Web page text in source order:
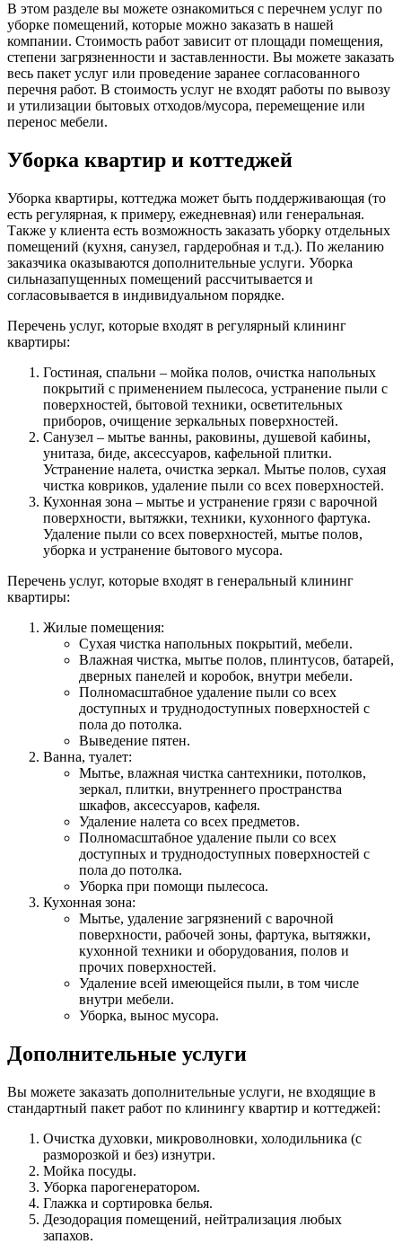
В этом разделе вы можете ознакомиться с перечнем услуг по
уборке помещений, которые можно заказать в нашей
компании. Стоимость работ зависит от площади помещения,
степени загрязненности и заставленности. Вы можете заказать
весь пакет услуг или проведение заранее согласованного
перечня работ. В стоимость услуг не входят работы по вывозу
и утилизации бытовых отходов/мусора, перемещение или
перенос мебели.
Уборка квартир и коттеджей
Уборка квартиры, коттеджа может быть поддерживающая (то
есть регулярная, к примеру, ежедневная) или генеральная.
Также у клиента есть возможность заказать уборку отдельных
помещений (кухня, санузел, гардеробная и т.д.). По желанию
заказчика оказываются дополнительные услуги. Уборка
сильназапущенных помещений рассчитывается и
согласовывается в индивидуальном порядке.
Перечень услуг, которые входят в регулярный клининг
квартиры:
Гостиная, спальни – мойка полов, очистка напольных
покрытий с применением пылесоса, устранение пыли с
поверхностей, бытовой техники, осветительных
приборов, очищение зеркальных поверхностей.
Санузел – мытье ванны, раковины, душевой кабины,
унитаза, биде, аксессуаров, кафельной плитки.
Устранение налета, очистка зеркал. Мытье полов, сухая
чистка ковриков, удаление пыли со всех поверхностей.
Кухонная зона – мытье и устранение грязи с варочной
поверхности, вытяжки, техники, кухонного фартука.
Удаление пыли со всех поверхностей, мытье полов,
уборка и устранение бытового мусора.
Перечень услуг, которые входят в генеральный клининг
квартиры:
Жилые помещения:
Сухая чистка напольных покрытий, мебели.
Влажная чистка, мытье полов, плинтусов, батарей,
дверных панелей и коробок, внутри мебели.
Полномасштабное удаление пыли со всех
доступных и труднодоступных поверхностей с
пола до потолка.
Выведение пятен.
Ванна, туалет:
Мытье, влажная чистка сантехники, потолков,
зеркал, плитки, внутреннего пространства
шкафов, аксессуаров, кафеля.
Удаление налета со всех предметов.
Полномасштабное удаление пыли со всех
доступных и труднодоступных поверхностей с
пола до потолка.
Уборка при помощи пылесоса.
Кухонная зона:
Мытье, удаление загрязнений с варочной
поверхности, рабочей зоны, фартука, вытяжки,
кухонной техники и оборудования, полов и
прочих поверхностей.
Удаление всей имеющейся пыли, в том числе
внутри мебели.
Уборка, вынос мусора.
Дополнительные услуги
Вы можете заказать дополнительные услуги, не входящие в
стандартный пакет работ по клинингу квартир и коттеджей:
Очистка духовки, микроволновки, холодильника (с
разморозкой и без) изнутри.
Мойка посуды.
Уборка парогенератором.
Глажка и сортировка белья.
Дезодорация помещений, нейтрализация любых
запахов.